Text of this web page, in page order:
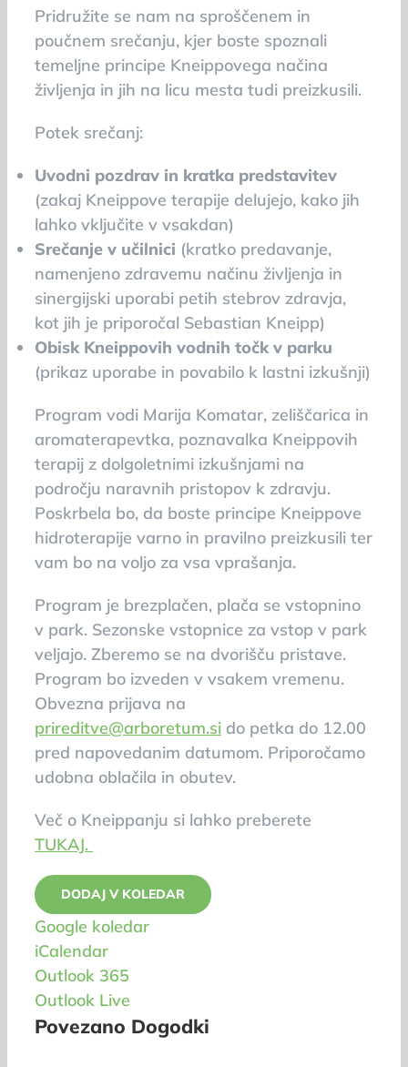
Pridružite se nam na sproščenem in
poučnem srečanju, kjer boste spoznali
temeljne principe Kneippovega načina
življenja in jih na licu mesta tudi preizkusili.
Potek srečanj:
Uvodni pozdrav in kratka predstavitev
(zakaj Kneippove terapije delujejo, kako jih
lahko vključite v vsakdan)
Srečanje v učilnici (kratko predavanje,
namenjeno zdravemu načinu življenja in
sinergijski uporabi petih stebrov zdravja,
kot jih je priporočal Sebastian Kneipp)
Obisk Kneippovih vodnih točk v parku
(prikaz uporabe in povabilo k lastni izkušnji)
Program vodi Marija Komatar, zeliščarica in
aromaterapevtka, poznavalka Kneippovih
terapij z dolgoletnimi izkušnjami na
področju naravnih pristopov k zdravju.
Poskrbela bo, da boste principe Kneippove
hidroterapije varno in pravilno preizkusili ter
vam bo na voljo za vsa vprašanja.
Program je brezplačen, plača se vstopnino
v park. Sezonske vstopnice za vstop v park
veljajo. Zberemo se na dvorišču pristave.
Program bo izveden v vsakem vremenu.
Obvezna prijava na
prireditve@arboretum.sido petka do 12.00
pred napovedanim datumom. Priporočamo
udobna oblačila in obutev.
Več o Kneippanju si lahko preberete
TUKAJ.
DODAJ V KOLEDAR
Google koledar
iCalendar
Outlook 365
Outlook Live
Povezano Dogodki